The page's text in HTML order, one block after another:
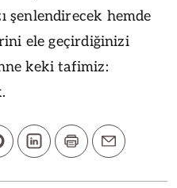
şenlendirecek hemde
ele geçirdiğinizi
keki tafimiz: